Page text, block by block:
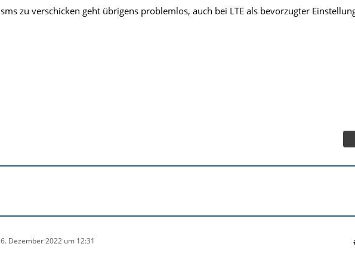
sms zu verschicken geht übrigens problemlos, auch bei LTE als bevorzugter
6. Dezember 2022 um 12:31